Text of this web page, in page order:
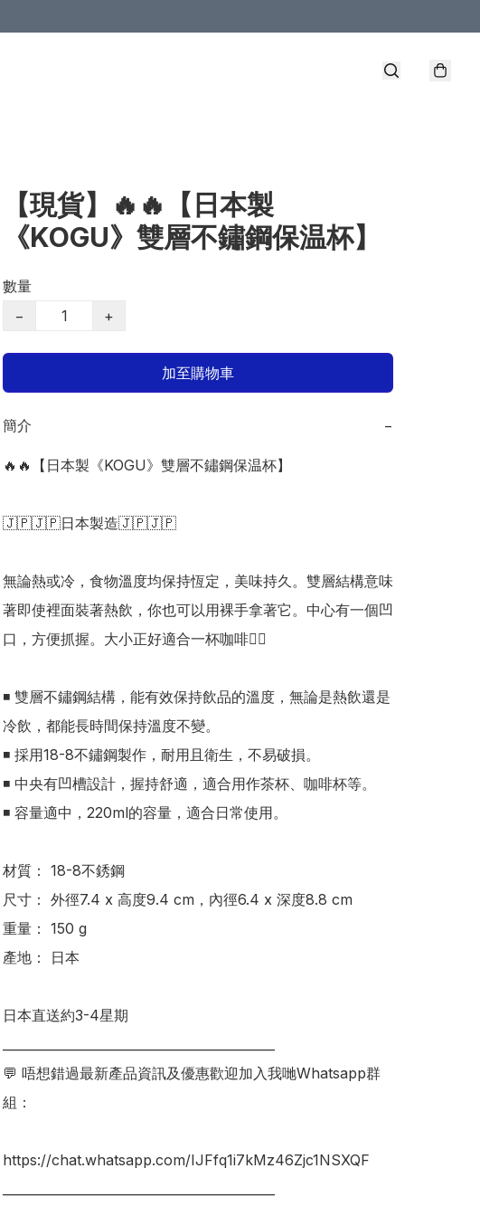
【現貨】🔥🔥【日本製
《KOGU》雙層不鏽鋼保温杯】
數量
−
+
加至購物車
簡介 −
🔥🔥【日本製《KOGU》雙層不鏽鋼保温杯】
🇯🇵🇯🇵日本製造🇯🇵🇯🇵
無論熱或冷，食物溫度均保持恆定，美味持久。雙層結構意味
著即使裡面裝著熱飲，你也可以用裸手拿著它。中心有一個凹
口，方便抓握。大小正好適合一杯咖啡👍🏻
◾ 雙層不鏽鋼結構，能有效保持飲品的溫度，無論是熱飲還是
冷飲，都能長時間保持溫度不變。
◾ 採用18-8不鏽鋼製作，耐用且衛生，不易破損。
◾ 中央有凹槽設計，握持舒適，適合用作茶杯、咖啡杯等。
◾ 容量適中，220ml的容量，適合日常使用。
材質： 18-8不銹鋼
尺寸： 外徑7.4 x 高度9.4 cm，內徑6.4 x 深度8.8 cm
重量： 150 g
產地： 日本
日本直送約3-4星期
💬 唔想錯過最新產品資訊及優惠歡迎加入我哋Whatsapp群
組：
https://chat.whatsapp.com/IJFfq1i7kMz46Zjc1NSXQF